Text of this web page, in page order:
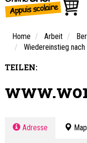
Home Arbeit
Wiedereinstieg
TEILEN:
Adresse Map